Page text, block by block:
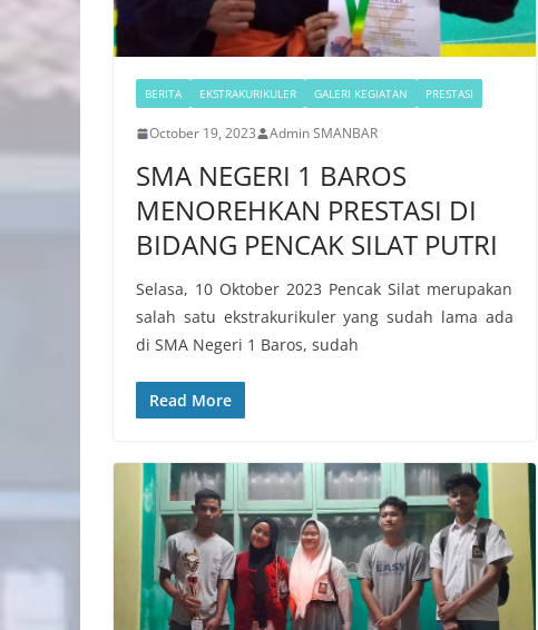
BERITA EKSTRAKURIKULER GALERI KEGIATAN PRESTASI
October 19, 2023 Admin SMANBAR
SMA NEGERI 1 BAROS
MENOREHKAN PRESTASI DI
BIDANG PENCAK SILAT PUTRI
Selasa, 10 Oktober 2023 Pencak Silat merupakan
salah satu ekstrakurikuler yang sudah lama ada
di SMA Negeri 1 Baros, sudah
Read More